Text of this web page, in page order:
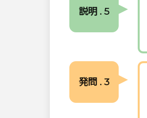
説明 . 5
発問 . 3